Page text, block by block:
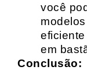
você
em
Conclusão: